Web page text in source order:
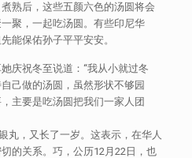
熟后，这些五颜六色的汤圆将会
聚，一起吃汤圆。有些印尼华
能保佑孙子平平安安。
庆祝冬至说道：“我从小就过冬
己做的汤圆，虽然形状不够园
主要是吃汤圆把我们一家人团
丸，又长了一岁。这表示，在华人
的关系。巧，公历12月22日，也